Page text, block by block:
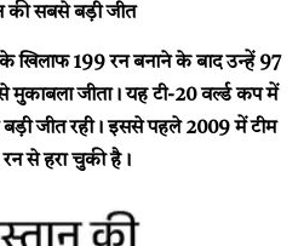
की सबसे बड़ी जीत
के खिलाफ 199 रन बनाने के बाद उन्हें 97
मुकाबला जीता। यह टी-20 वर्ल्ड कप में
जीत रही। इससे पहले 2009 में टीम
रन से हरा चुकी है।